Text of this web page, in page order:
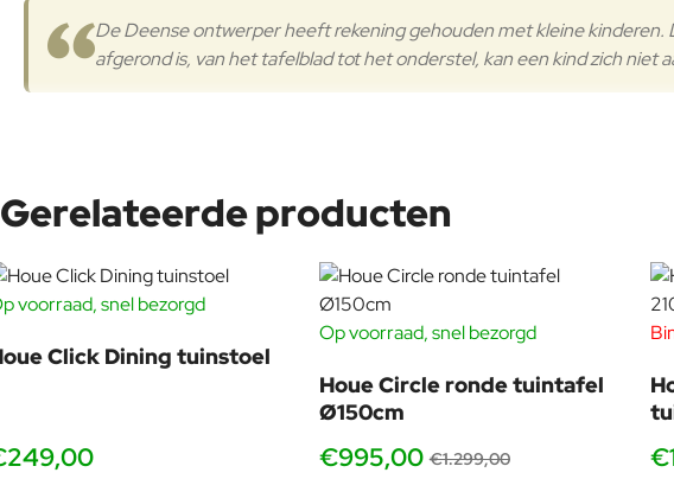
De Deense ontwerper heeft rekening gehouden met kleine kinderen.
afgerond is, van het tafelblad tot het onderstel, kan een kind zich niet
Gerelateerde producten
voorraad, snel bezorgd
Click Dining tuinstoel
Op voorraad, snel bezorgd
Houe Circle ronde tuintafel
Ø150cm
€995,00 €1.299,00